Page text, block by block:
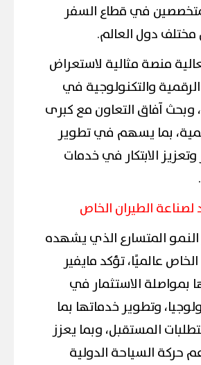
في قطاع السفر
دول العالم.
منصة مثالية لاستعراض
والتكنولوجية في
وبحث آفاق التعاون مع كبرى
بما يسهم في تطوير
الابتكار في خدمات
الطيران الخاص
المتسارع الذي يشهده
عالميًا، تؤكد مايفير
بمواصلة الاستثمار في
وتطوير خدماتها بما
المستقبل، وبما يعزز
حركة السياحة الدولية